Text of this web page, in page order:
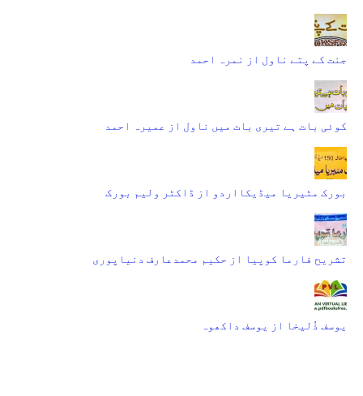
جنت کے پتے ناول از نمرہ احمد
کوئی بات ہے تیری بات میں ناول از عمیرہ احمد
بورک مٹیریا میڈیکااردو از ڈاکٹر ولیم بورک
تشریح فارما کوپیا از حکیم محمدعارف دنیاپوری
یوسف ذُلیخا از یوسف داکھوہ